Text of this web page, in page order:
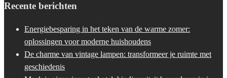
Recente berichten
Energiebesparing in het teken van de warme zomer:
oplossingen voor moderne huishoudens
De charme van vintage lampen: transformeer je ruimte met
geschiedenis